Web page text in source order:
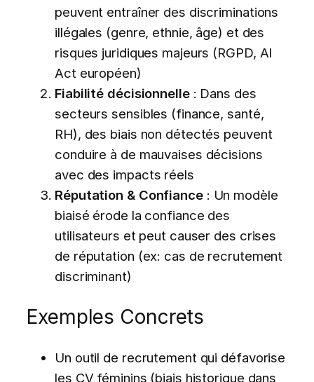
peuvent entraîner des discriminations
illégales (genre, ethnie, âge) et des
risques juridiques majeurs (RGPD, AI
Act européen)
Fiabilité décisionnelle: Dans des
secteurs sensibles (finance, santé,
RH), des biais non détectés peuvent
conduire à de mauvaises décisions
avec des impacts réels
Réputation & Confiance: Un modèle
biaisé érode la confiance des
utilisateurs et peut causer des crises
de réputation (ex: cas de recrutement
discriminant)
Exemples Concrets
Un outil de recrutement qui défavorise
les CV féminins (biais historique dans